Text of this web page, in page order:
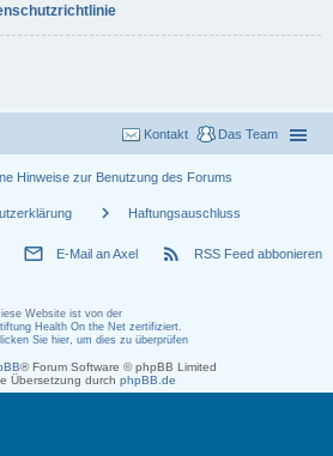
Das Team
Kontakt
Hinweise zur Benutzung des Forums
chevron_right Haftungsauschluss
mail_outline E-Mail an Axel rss_feed RSS Feed abbonieren
Website ist von der
Health On the Net zertifiziert
Sie hier, um dies zu überprüfen
® Forum Software © phpBB Limited
Übersetzung durch phpBB.de